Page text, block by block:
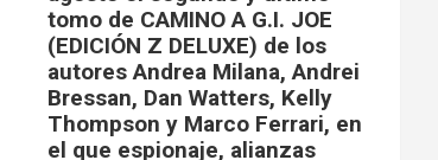
tomo de CAMINO A G.I. JOE
(EDICIÓN Z DELUXE) de los
autores Andrea Milana, Andrei
Bressan, Dan Watters, Kelly
Thompson y Marco Ferrari, en
el que espionaje, alianzas